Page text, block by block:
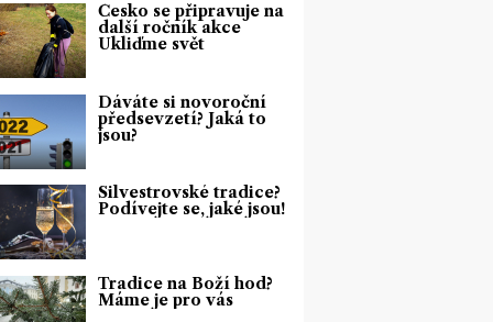
Česko se připravuje na
další ročník akce
Ukliďme svět
Dáváte si novoroční
předsevzetí? Jaká to
jsou?
Silvestrovské tradice?
Podívejte se, jaké jsou!
Tradice na Boží hod?
Máme je pro vás